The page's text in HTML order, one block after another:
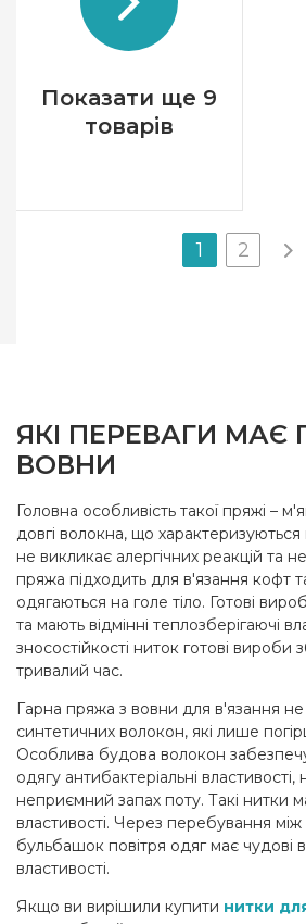
Склад
Показати ще 9
товарів
1 2
ЯКІ ПЕРЕВАГИ МАЄ
ВОВНИ
Головна особливість такої пряжі –
довгі волокна, що характеризуються
не викликає алергічних реакцій та
пряжа підходить для в'язання кофт та
одягаються на голе тіло. Готові
та мають відмінні теплозберігаючі
зносостійкості ниток готові вироби
тривалий час.
Гарна пряжа з вовни для в'язання
синтетичних волокон, які лише
Особлива будова волокон
одягу антибактеріальні властивості,
неприємний запах поту. Такі нитки
властивості. Через перебування
бульбашок повітря одяг має чудові
властивості.
Якщо ви вирішили купити нитки